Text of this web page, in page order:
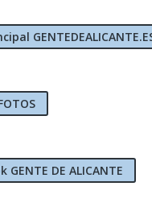
GENTE DE ALICANTE